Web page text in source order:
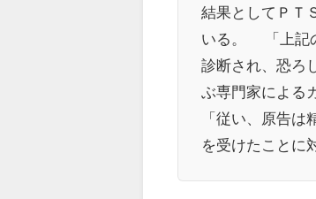
結果としてＰＴ
いる。 「上記
診断され、恐ろ
ぶ専門家によ
「従い、原告
を受けたことに